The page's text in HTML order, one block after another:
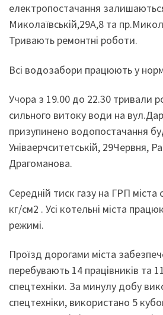
електропостачання
Миколаївській,29А,8 та
Тривають ремонтні роботи.
Всі водозабори працюють у
Учора з 19.00 до 22.30 тривали
сильного витоку води на
призупинено водопостачання
Уніваерчситетській, 29Червня,
Драгоманова.
Середній тиск газу на ГРП міста
кг/см2 . Усі котельні міста
режимі.
Проїзд дорогами міста
перебувають 14 працівників та
спецтехніки. За минулу добу
спецтехніки, використано 5